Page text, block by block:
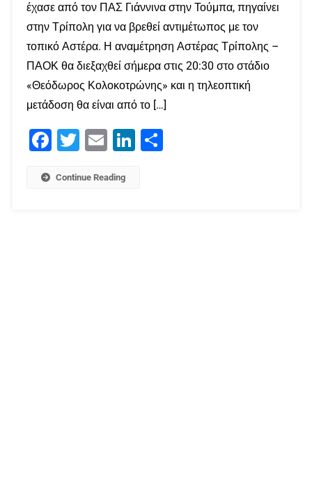
έχασε από τον ΠΑΣ Γιάννινα στην Τούμπα, πηγαίνει
στην Τρίπολη για να βρεθεί αντιμέτωπος με τον
τοπικό Αστέρα. Η αναμέτρηση Αστέρας Τρίπολης –
ΠΑΟΚ θα διεξαχθεί σήμερα στις 20:30 στο στάδιο
«Θεόδωρος Κολοκοτρώνης» και η τηλεοπτική
μετάδοση θα είναι από το […]
Facebook
Twitter Email LinkedIn
Continue Reading